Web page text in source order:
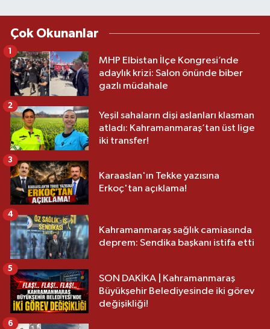
Çok Okunanlar
MHP Elbistan İlçe Kongresi’nde
adaylık krizi: Salon önünde biber
gazlı müdahale
1
Yeşil sahaların dişi aslanları klasman
atladı: Kahramanmaraş’tan üst lige
iki transfer!
2
Karaaslan'ın Tekke yazısına
Erkoç'tan açıklama!
3
Kahramanmaraş sağlık camiasında
deprem: Sendika başkanı istifa etti
4
SON DAKİKA | Kahramanmaraş
Büyükşehir Belediyesinde iki görev
değişikliği!
5
6